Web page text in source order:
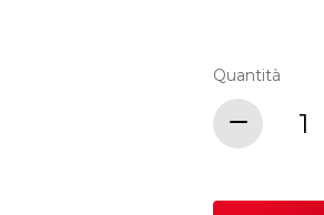
Quantità